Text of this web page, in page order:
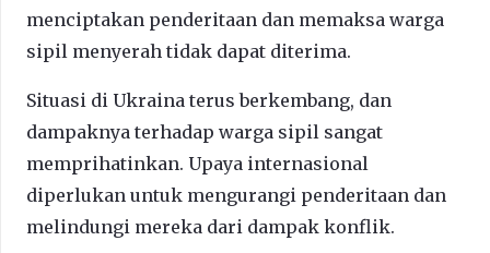
menciptakan penderitaan dan memaksa warga
sipil menyerah tidak dapat diterima.
Situasi di Ukraina terus berkembang, dan
dampaknya terhadap warga sipil sangat
memprihatinkan. Upaya internasional
diperlukan untuk mengurangi penderitaan dan
melindungi mereka dari dampak konflik.